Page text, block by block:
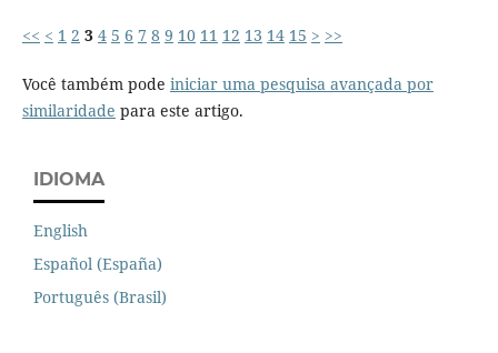
<< < 1 2 3 4 5 6 7 8 9 10 11 12 13 14 15 > >>
Você também pode iniciar uma pesquisa avançada por
similaridade para este artigo.
IDIOMA
English
Español (España)
Português (Brasil)